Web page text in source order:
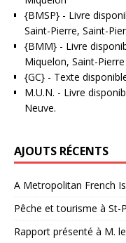
{BMSP} - Livre
Saint-Pierre, Saint-
{BMM} - Livre
Miquelon, Saint-
{GC} - Texte
M.U.N. - Livre
Neuve.
AJOUTS RÉCENTS
A Metropolitan French
Pêche et tourisme à St-
Rapport présenté à M.